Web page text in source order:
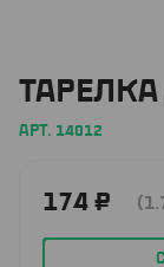
АРТ. 14012
174 ₽